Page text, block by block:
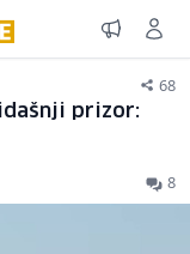
68
prizor:
8